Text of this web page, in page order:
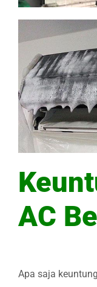
AC
Apa saja